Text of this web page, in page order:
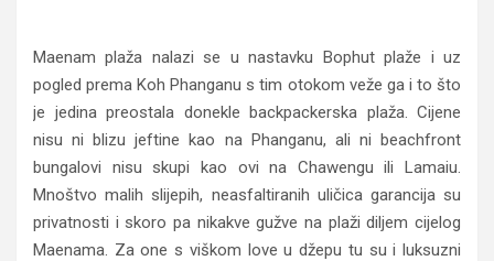
Maenam plaža nalazi se u nastavku Bophut plaže i uz
pogled prema Koh Phanganu s tim otokom veže ga i to što
je jedina preostala donekle backpackerska plaža. Cijene
nisu ni blizu jeftine kao na Phanganu, ali ni beachfront
bungalovi nisu skupi kao ovi na Chawengu ili Lamaiu.
Mnoštvo malih slijepih, neasfaltiranih uličica garancija su
privatnosti i skoro pa nikakve gužve na plaži diljem cijelog
Maenama. Za one s viškom love u džepu tu su i luksuzni